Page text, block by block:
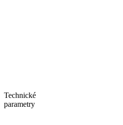
Technické
parametry